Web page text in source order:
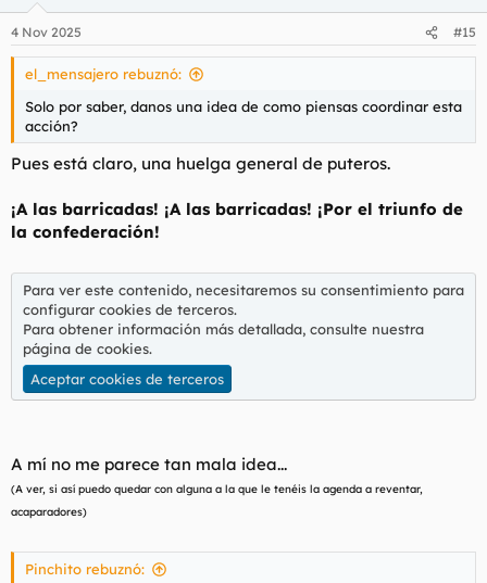
e
s
4 Nov 2025 #15
el_mensajero rebuznó:
Solo por saber, danos una idea de como piensas coordinar esta
acción?
Pues está claro, una huelga general de puteros.
¡A las barricadas! ¡A las barricadas! ¡Por el triunfo de
la confederación!
Para ver este contenido, necesitaremos su consentimiento para
configurar cookies de terceros.
Para obtener información más detallada, consulte nuestra
página de cookies.
Aceptar cookies de terceros
A mí no me parece tan mala idea...
(A ver, si así puedo quedar con alguna a la que le tenéis la agenda a reventar,
acaparadores)
Pinchito rebuznó: